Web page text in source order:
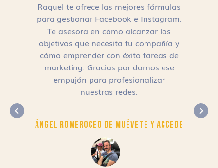
Raquel te ofrece las mejores fórmulas
para gestionar Facebook e Instagram.
Te asesora en cómo alcanzar los
objetivos que necesita tu compañía y
cómo emprender con éxito tareas de
marketing. Gracias por darnos ese
empujón para profesionalizar
nuestras redes.
Ángel RomeroCEO de Muévete y Accede